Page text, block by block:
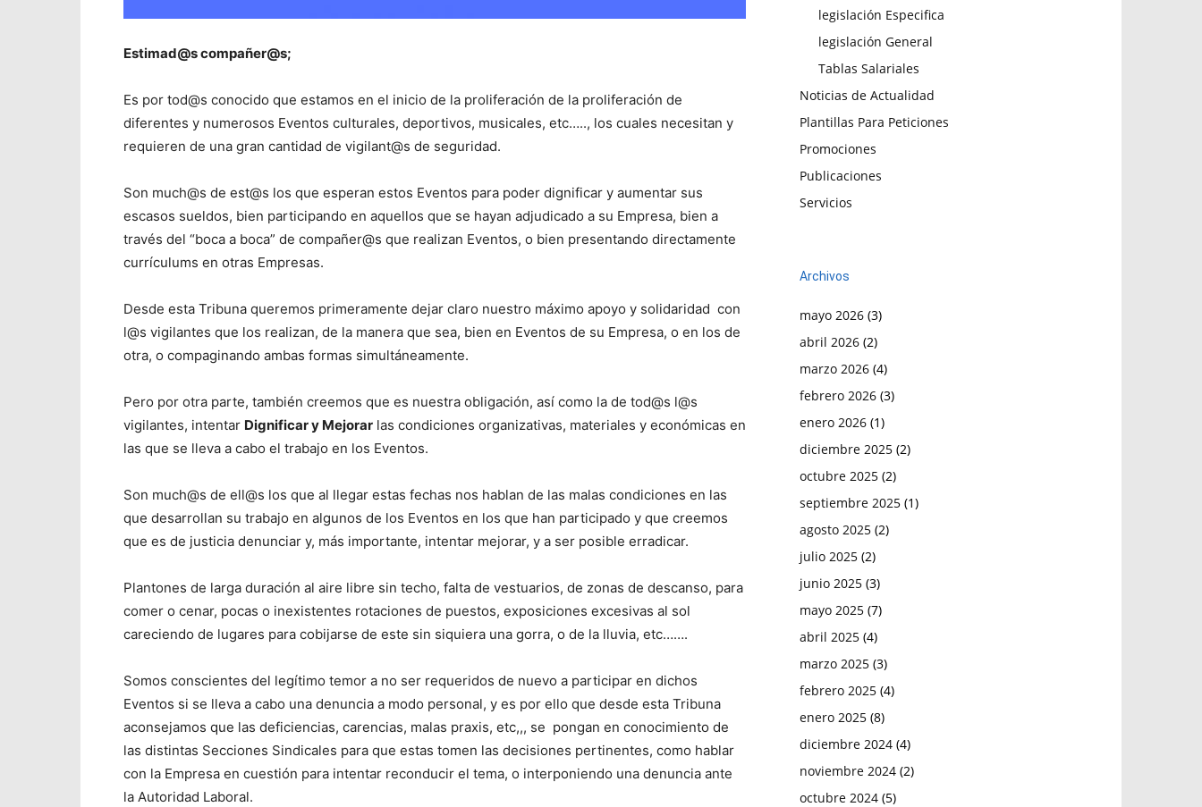
Estimad@s compañer@s;
Es por tod@s conocido que estamos en el inicio de la proliferación de la proliferación de
diferentes y numerosos Eventos culturales, deportivos, musicales, etc….., los cuales necesitan y
requieren de una gran cantidad de vigilant@s de seguridad.
Son much@s de est@s los que esperan estos Eventos para poder dignificar y aumentar sus
escasos sueldos, bien participando en aquellos que se hayan adjudicado a su Empresa, bien a
través del “boca a boca” de compañer@s que realizan Eventos, o bien presentando directamente
currículums en otras Empresas.
Desde esta Tribuna queremos primeramente dejar claro nuestro máximo apoyo y solidaridad con
l@s vigilantes que los realizan, de la manera que sea, bien en Eventos de su Empresa, o en los de
otra, o compaginando ambas formas simultáneamente.
Pero por otra parte, también creemos que es nuestra obligación, así como la de tod@s l@s
vigilantes, intentar Dignificar y Mejorar las condiciones organizativas, materiales y económicas en
las que se lleva a cabo el trabajo en los Eventos.
Son much@s de ell@s los que al llegar estas fechas nos hablan de las malas condiciones en las
que desarrollan su trabajo en algunos de los Eventos en los que han participado y que creemos
que es de justicia denunciar y, más importante, intentar mejorar, y a ser posible erradicar.
Plantones de larga duración al aire libre sin techo, falta de vestuarios, de zonas de descanso, para
comer o cenar, pocas o inexistentes rotaciones de puestos, exposiciones excesivas al sol
careciendo de lugares para cobijarse de este sin siquiera una gorra, o de la lluvia, etc…….
Somos conscientes del legítimo temor a no ser requeridos de nuevo a participar en dichos
Eventos si se lleva a cabo una denuncia a modo personal, y es por ello que desde esta Tribuna
aconsejamos que las deficiencias, carencias, malas praxis, etc,,, se pongan en conocimiento de
las distintas Secciones Sindicales para que estas tomen las decisiones pertinentes, como hablar
con la Empresa en cuestión para intentar reconducir el tema, o interponiendo una denuncia ante
la Autoridad Laboral.
legislación Especifica
legislación General
Tablas Salariales
Noticias de Actualidad
Plantillas Para Peticiones
Promociones
Publicaciones
Servicios
Archivos
mayo 2026 (3)
abril 2026 (2)
marzo 2026 (4)
febrero 2026 (3)
enero 2026 (1)
diciembre 2025 (2)
octubre 2025 (2)
septiembre 2025 (1)
agosto 2025 (2)
julio 2025 (2)
junio 2025 (3)
mayo 2025 (7)
abril 2025 (4)
marzo 2025 (3)
febrero 2025 (4)
enero 2025 (8)
diciembre 2024 (4)
noviembre 2024 (2)
octubre 2024 (5)